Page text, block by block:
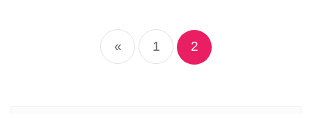
文
章
導
« 1 2